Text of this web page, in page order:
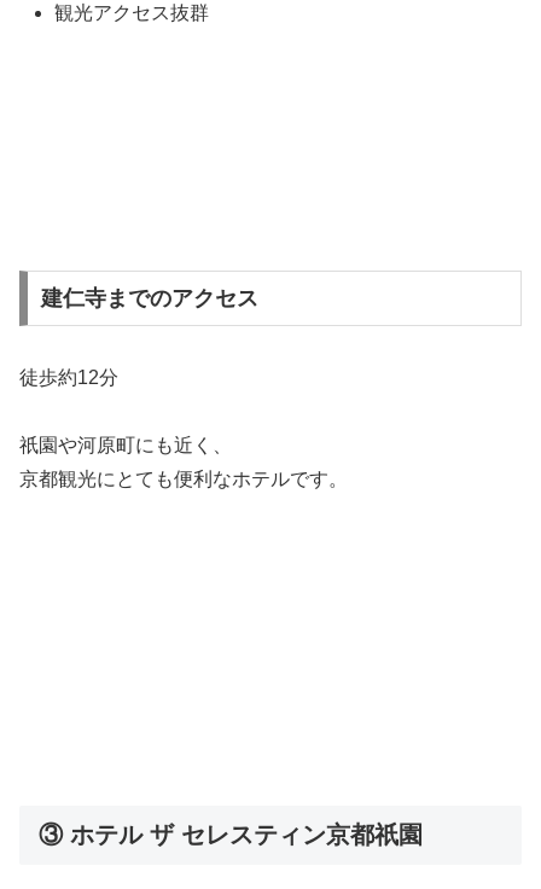
観光アクセス抜群
建仁寺までのアクセス
徒歩約12分
祇園や河原町にも近く、
京都観光にとても便利なホテルです。
③ ホテル ザ セレスティン京都祇園